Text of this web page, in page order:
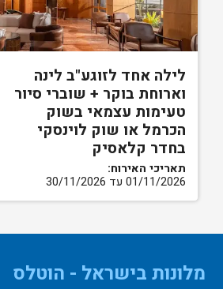
לילה אחד לזוגע"ב לינה
וארוחת בוקר + שוברי סיור
טעימות עצמאי בשוק
הכרמל או שוק לוינסקי
בחדר קלאסיק
תאריכי האירוח:
01/11/2026 עד 30/11/2026
מלונות בישראל - הוטלס